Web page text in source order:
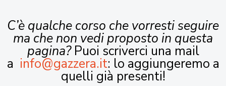
C’è qualche corso che vorresti seguire
ma che non vedi proposto in questa
pagina?Puoi scriverci una mail
a info@gazzera.it: lo aggiungeremo a
quelli già presenti!